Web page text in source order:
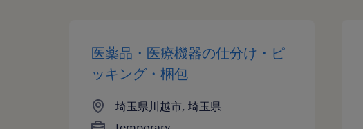
医薬品・医療機器の仕分け・ピ
ッキング・梱包
埼玉県川越市, 埼玉県